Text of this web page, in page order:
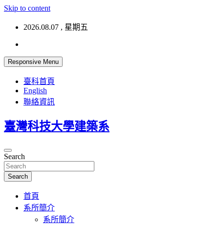
Skip to content
2026.08.07 , 星期五
Responsive Menu
臺科首頁
English
聯絡資訊
臺灣科技大學建築系
Search
Search
首頁
系所簡介
系所簡介